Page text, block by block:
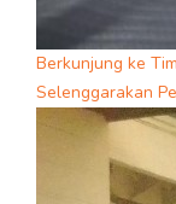
Berkunjung ke
Selenggarakan